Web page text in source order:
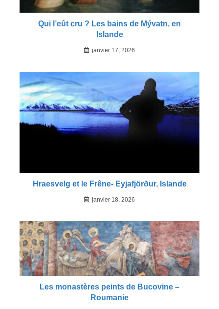
Qui l’eût cru ? Les bains de Mývatn, en
Islande
janvier 17, 2026
Hraesvelg et le Frêne- Eyjafjörður, Islande
janvier 18, 2026
Les monastères peints de Bucovine –
Roumanie